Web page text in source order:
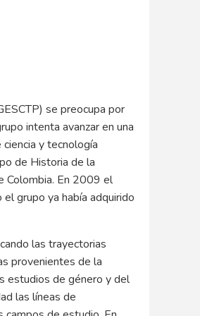
se preocupa por
intenta avanzar en una
y tecnología
de Historia de la
Colombia. En 2009 el
grupo ya había adquirido
las trayectorias
provenientes de la
estudios de género y del
las líneas de